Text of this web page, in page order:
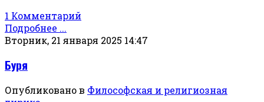
1 Комментарий
Подробнее ...
Вторник, 21 января 2025 14:47
Буря
Опубликовано в Философская и религиозная